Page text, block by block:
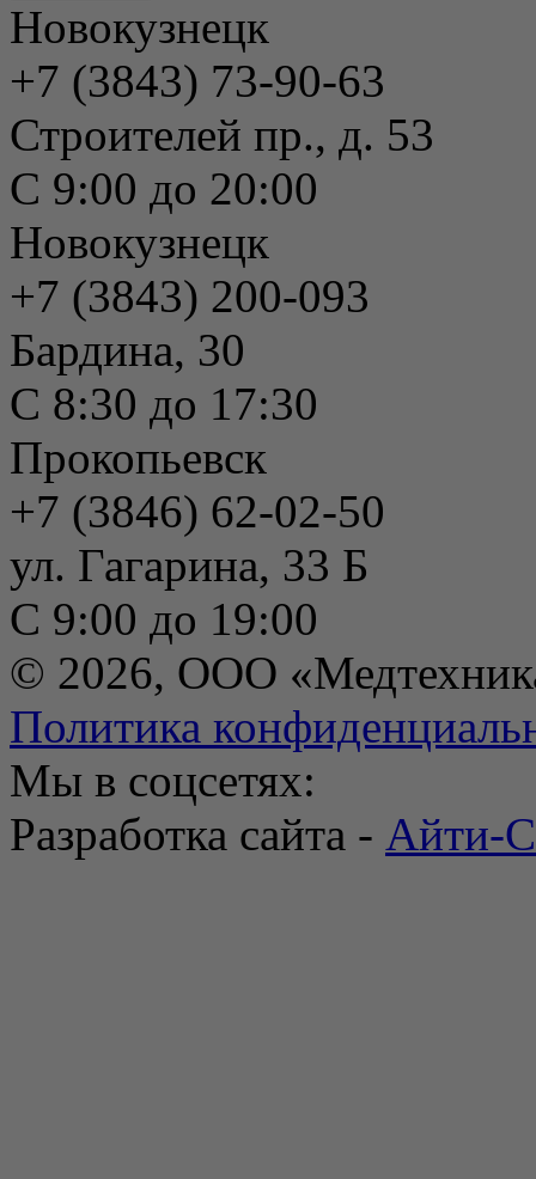
Новокузнецк
+7 (3843) 73-90-63
Строителей пр., д. 53
С 9:00 до 20:00
Новокузнецк
+7 (3843) 200-093
Бардина, 30
С 8:30 до 17:30
Прокопьевск
+7 (3846) 62-02-50
ул. Гагарина, 33 Б
С 9:00 до 19:00
© 2026, ООО
Политика
Мы в соцсетях:
Разработка сайта - Айти-